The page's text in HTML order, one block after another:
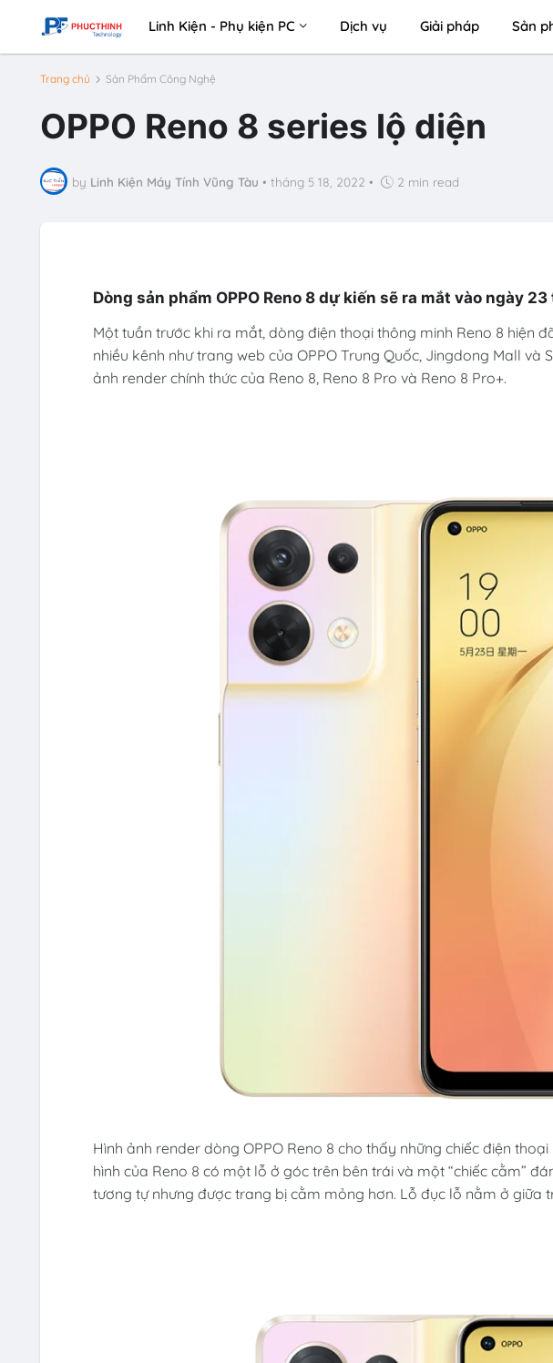
Linh Kiện - Phụ kiện PC Dịch vụ Giải pháp Sản
Trang chủ Sản Phẩm Công Nghệ
OPPO Reno 8 series lộ diện
by Linh Kiện Máy Tính Vũng Tàu • tháng 5 18, 2022 • 2 min read
Dòng sản phẩm OPPO Reno 8 dự kiến ​​sẽ ra mắt vào ngày
Một tuần trước khi ra mắt, dòng điện thoại thông minh Reno 8 hiện
nhiều kênh như trang web của OPPO Trung Quốc, Jingdong Mall và
ảnh render chính thức của Reno 8, Reno 8 Pro và Reno 8 Pro+.
Hình ảnh render dòng OPPO Reno 8 cho thấy những chiếc điện
hình của Reno 8 có một lỗ ở góc trên bên trái và một “chiếc cằm”
tương tự nhưng được trang bị cằm mỏng hơn. Lỗ đục lỗ nằm ở giữa